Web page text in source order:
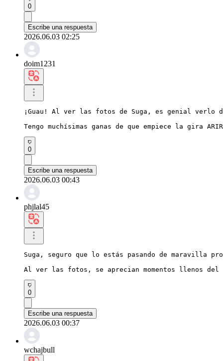
0
Escribe una respuesta
2026.06.03 02:25
doim1231
¡Guau! Al ver las fotos de Suga, es genial verlo
Tengo muchísimas ganas de que empiece la gira
0
Escribe una respuesta
2026.06.03 00:43
phjlal45
Suga, seguro que lo estás pasando de maravilla
Al ver las fotos, se aprecian momentos llenos del
0
Escribe una respuesta
2026.06.03 00:37
wchajbull